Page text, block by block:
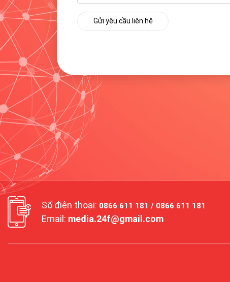
Số điện thoại: 0866 611 181 / 0866 611 181
Email: media.24f@gmail.com